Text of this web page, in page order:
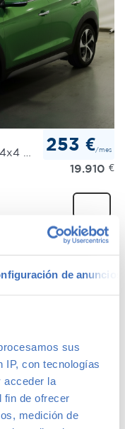
de anuncios
sus
IP, con tecnologías
acceder la
fin de ofrecer
medición de
Tucson 1.6 TGDi 130 kW (176 CV) 4x4 Style 7DCT
253 €/mes
19.910 €
Comparar
de